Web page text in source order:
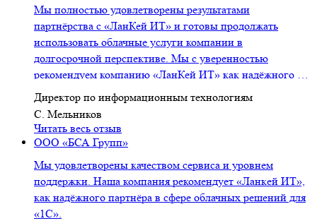
Мы полностью удовлетворены результатами
партнёрства с «ЛанКей ИТ» и готовы продолжать
использовать облачные услуги компании в
долгосрочной перспективе. Мы с уверенностью
рекомендуем компанию «ЛанКей ИТ» как надёжного и
компетентного про...
Директор по информационным технологиям
C. Мельников
Читать весь отзыв
ООО «БСА Групп»
Мы удовлетворены качеством сервиса и уровнем
поддержки. Наша компания рекомендует «Ланкей ИТ»,
как надёжного партнёра в сфере облачных решений для
«1С».